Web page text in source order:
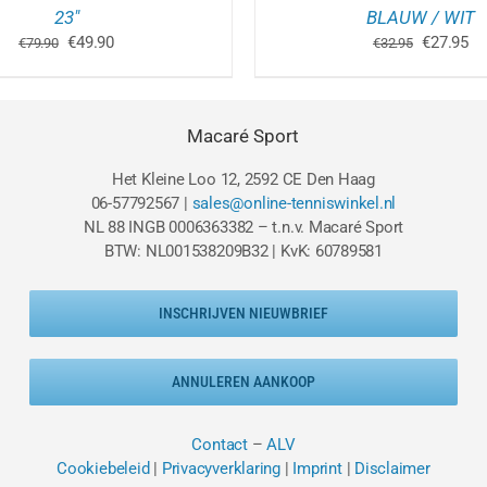
23″
€79.90 Oorspronkelijke
€49.90Huidige
BLAUW / WIT
€32.95 €27.95
Macaré Sport
Het Kleine Loo 12, 2592 CE Den Haag
06-57792567 | sales@online-tenniswinkel.nl
NL 88 INGB 0006363382 – t.n.v. Macaré Sport
BTW: NL001538209B32 | KvK: 60789581
INSCHRIJVEN NIEUWBRIEF
ANNULEREN AANKOOP
Contact–ALV
Cookiebeleid | Privacyverklaring| Imprint| Disclaimer